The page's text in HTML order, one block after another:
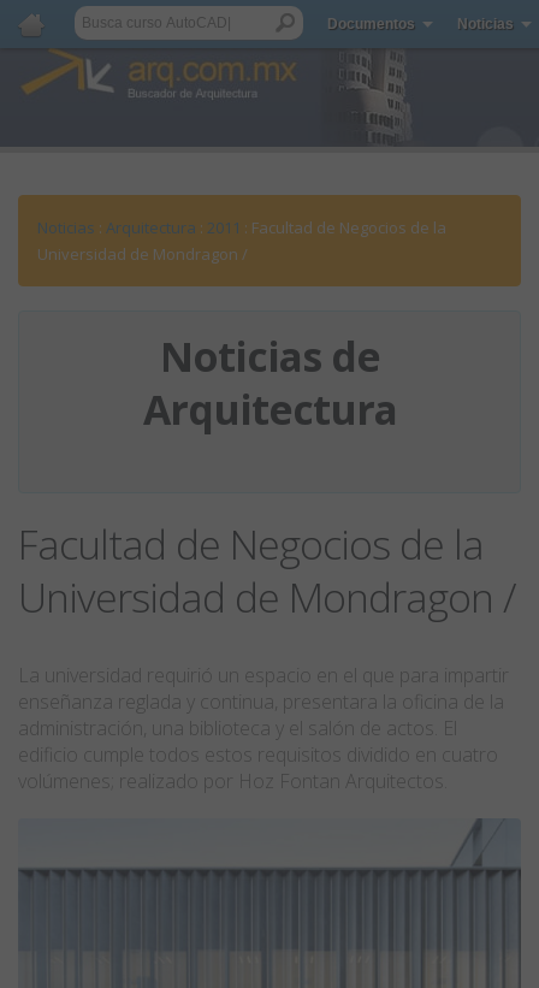
Documentos Noticias
Noticias : Arquitectura : 2011 : Facultad de Negocios de la
Universidad de Mondragon /
Noticias de
Arquitectura
Facultad de Negocios de la
Universidad de Mondragon /
La universidad requirió un espacio en el que para impartir
enseñanza reglada y continua, presentara la oficina de la
administración, una biblioteca y el salón de actos. El
edificio cumple todos estos requisitos dividido en cuatro
volúmenes; realizado por Hoz Fontan Arquitectos.